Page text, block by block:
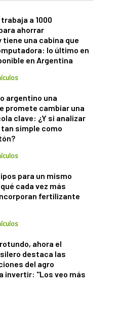
a 1000
ahorrar
una cabina que
lo último en
en Argentina
argentino una
promete cambiar una
clave: ¿Y si analizar
simple como
para un mismo
cada vez más
fertilizante
ahora el
destaca las
del agro
invertir: "Los veo más